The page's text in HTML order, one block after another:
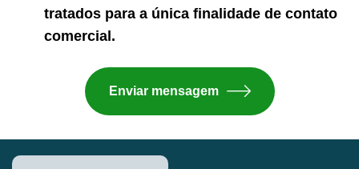
tratados para a única finalidade de contato
comercial.
Enviar mensagem